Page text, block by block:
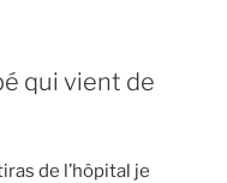
qui vient de
de l’hôpital je